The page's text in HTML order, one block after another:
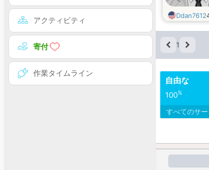
アクティビティ
寄付
作業タイムライン
Ddan7612
1
自由な
100%
すべてのサ